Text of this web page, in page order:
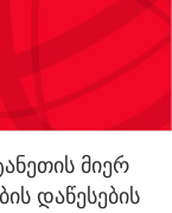
მიერ
დაწესების